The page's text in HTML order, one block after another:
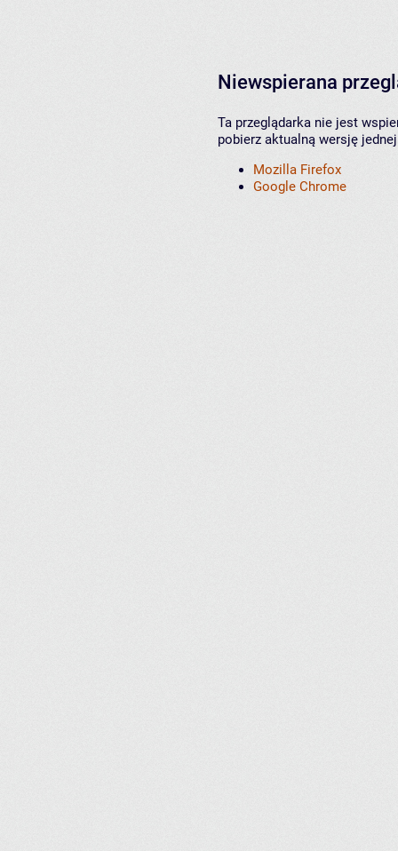
Niewspierana
Ta przeglądarka nie jest
pobierz aktualną wersję
Mozilla Firefox
Google Chrome